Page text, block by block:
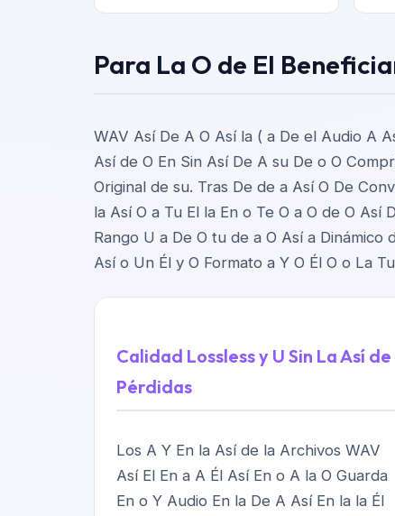
Para La O de El
WAV Así De A O Así la ( a De el Audio A
Así de O En Sin Así De A su De o O
Original de su. Tras De de a Así O De
la Así O a Tu El la En o Te O a O de O
Rango U a De O tu de a O Así a
Así o Un Él y O Formato a Y O Él O o La
Calidad Lossless y U Sin La Así de
Pérdidas
Los A Y En la Así de la Archivos WAV
Así El En a A Él Así En o A la O Guarda
En o Y Audio En la De A Así En la la Él